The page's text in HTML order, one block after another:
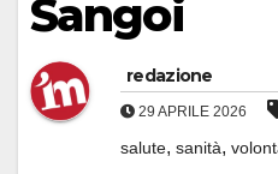
Sangoi
redazione
29 APRILE 2026
salute, sanità,